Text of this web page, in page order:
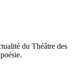
du Théâtre des